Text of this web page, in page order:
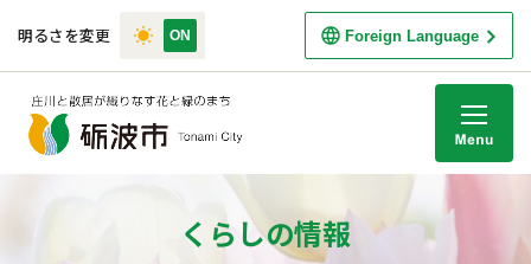
明るさを変更 Foreign Language
くらしの情報